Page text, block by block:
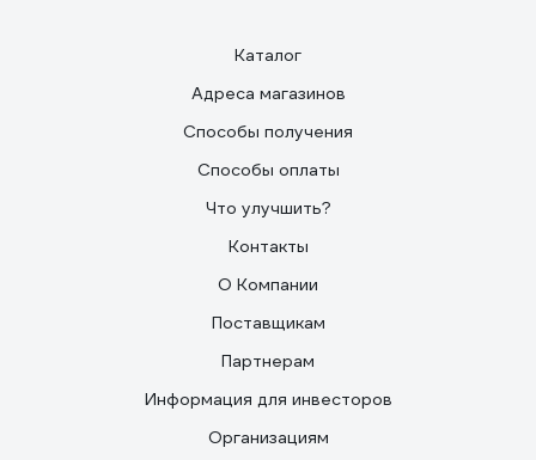
Каталог
Адреса магазинов
Способы получения
Способы оплаты
Что улучшить?
Контакты
О Компании
Поставщикам
Партнерам
Информация для инвесторов
Организациям